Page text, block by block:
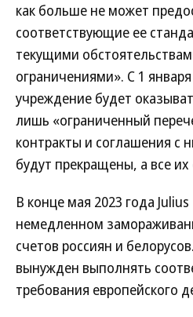
как больше не может
соответствующие ее
текущими
ограничениями». С 1
учреждение будет
лишь «ограниченный
контракты и соглашения с
будут прекращены, а все
В конце мая 2023 года
немедленном
счетов россиян и
вынужден выполнять
требования европейского